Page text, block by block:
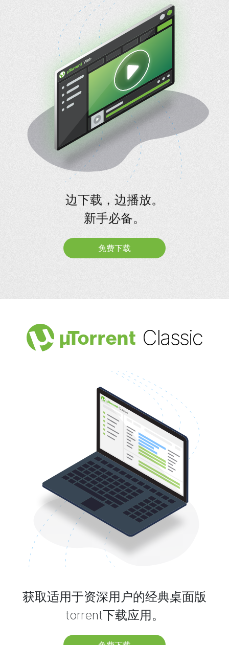
边下载，边播放。
新手必备。
免费下载
µTorrent Classic
获取适用于资深用户的经典桌面版
torrent下载应用。